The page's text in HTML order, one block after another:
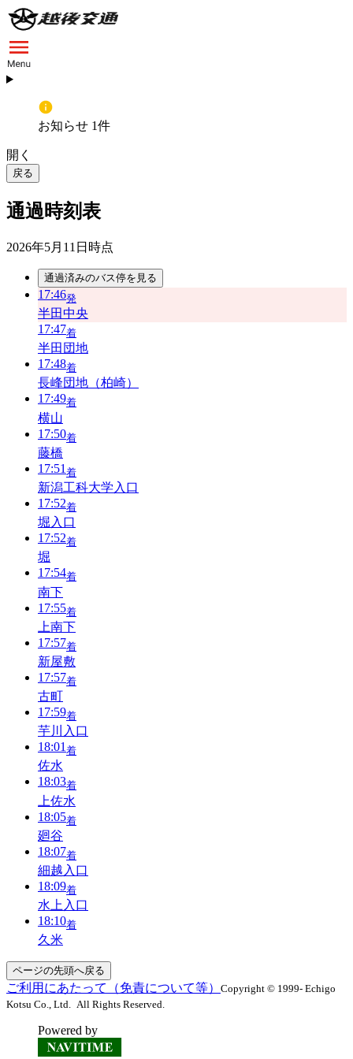
お知らせ 1件
開く
戻る
通過時刻表
2026年5月11日 時点
通過済みのバス停を見る
17:46発
半田中央
17:47着
半田団地
17:48着
長峰団地（柏崎）
17:49着
横山
17:50着
藤橋
17:51 着
新潟工科大学入口
17:52着
堀入口
17:52着
堀
17:54着
南下
17:55着
上南下
17:57着
新屋敷
17:57着
古町
17:59着
芋川入口
18:01 着
佐水
18:03着
上佐水
18:05着
廻谷
18:07着
細越入口
18:09着
水上入口
18:10着
久米
ページの先頭へ戻る
ご利用にあたって（免責について等） Copyright © 1999- Echigo
Kotsu Co., Ltd. All Rights Reserved.
Powered by